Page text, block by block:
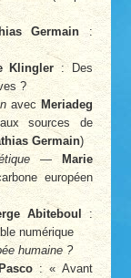
Germain :
Klingler : Des
?
avecMeriadeg
sources de
Germain)
— Marie
européen
Abiteboul :
numérique
humaine ?
: « Avant